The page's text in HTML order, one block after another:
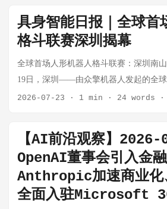
驶的"幽灵驾驶"问题如出一辙。短期内
情，但长期看会加速行业从"表演驱动"
鹏人形机器人小批量试生产，量产产线
人形机器人已在广州工厂正式开启小批
线进入最后联调阶段，量产冲刺正式进
键时间节点：2026年实现人形机器人量产
系统性地复用于机器人领域。 💡 影响：
能力系统性迁移到机器人领域的典型案
度较高（汽车量产经验），如果2027年
国机器人进入全球消费级服务场景的重
绿的谐波+斯凯孚成立轴承合资，谐波国
上行 RV减速器 工业基本盘稳健，秦川机
持续，订单可见度仍至2027Q1 ⚠️ 供需紧
专题：《时代》杂志封面与宇树的"高光
日，宇树科技创始人兼CEO王兴兴与自
同登上《时代》（TIME）杂志封面。这
上该刊物封面8年以来的首次，上一位是
代》封面标题为《机器人时代来临》（
（WALL-WM，以"语义事件"为基本单元
（Wall-OSS-0.5 视觉-语言-动作模型 + X-
词器）。 最值得关注的是其实验方法论
放轨迹，只有真正完成任务的才算有效
的"规模涌现"配方，X Square 的思路是
证）作为涌现的前提条件，而非单纯堆
scaling law 路径形成有趣对照——具身智
化逻辑。 📰 日本 humanoid 峰会观察：
日本工程师称"令人悲伤" 在东京
具身智能日报｜全球首
格斗联赛深圳揭幕
全球首场人形机器人格斗联赛：深圳南
19日，深圳——由众擎机器人发起的全
联赛（GHLF）在深圳南山区正式打响揭
走平衡木的人形机器人演示不同，这场
器人同台对抗，包含高难度搏击动作——
击、甚至被击倒后重新站起。最令人震
赛中：其中一台机器人的头部被对手一
2026-07-23 · 1 min · 24 words ·
【AI前沿观察】2026-
OpenAI董事会引入金融
Anthropic加速商业化
全面入驻Microsoft